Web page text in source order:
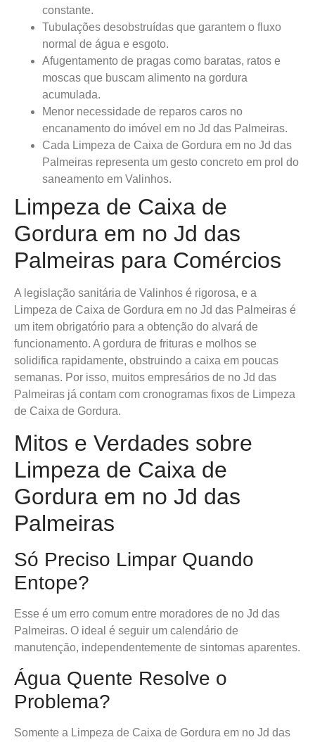
constante.
Tubulações desobstruídas que garantem o fluxo
normal de água e esgoto.
Afugentamento de pragas como baratas, ratos e
moscas que buscam alimento na gordura
acumulada.
Menor necessidade de reparos caros no
encanamento do imóvel em no Jd das Palmeiras.
Cada Limpeza de Caixa de Gordura em no Jd das
Palmeiras representa um gesto concreto em prol do
saneamento em Valinhos.
Limpeza de Caixa de
Gordura em no Jd das
Palmeiras para Comércios
A legislação sanitária de Valinhos é rigorosa, e a
Limpeza de Caixa de Gordura em no Jd das Palmeiras é
um item obrigatório para a obtenção do alvará de
funcionamento. A gordura de frituras e molhos se
solidifica rapidamente, obstruindo a caixa em poucas
semanas. Por isso, muitos empresários de no Jd das
Palmeiras já contam com cronogramas fixos de Limpeza
de Caixa de Gordura.
Mitos e Verdades sobre
Limpeza de Caixa de
Gordura em no Jd das
Palmeiras
Só Preciso Limpar Quando
Entope?
Esse é um erro comum entre moradores de no Jd das
Palmeiras. O ideal é seguir um calendário de
manutenção, independentemente de sintomas aparentes.
Água Quente Resolve o
Problema?
Somente a Limpeza de Caixa de Gordura em no Jd das